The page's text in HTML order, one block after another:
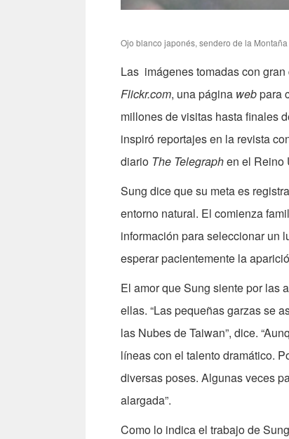
Ojo blanco japonés, sendero de la
Las imágenes tomadas con
Flickr.com, una página webpara
millones de visitas hasta finales
inspiró reportajes en la revista
diario The Telegraphen el Reino
Sung dice que su meta es
entorno natural. El comienza
información para seleccionar un
esperar pacientemente la
El amor que Sung siente por las
ellas. “Las pequeñas garzas se
las Nubes de Taiwan”, dice.
líneas con el talento dramático.
diversas poses. Algunas veces
alargada”.
Como lo indica el trabajo de